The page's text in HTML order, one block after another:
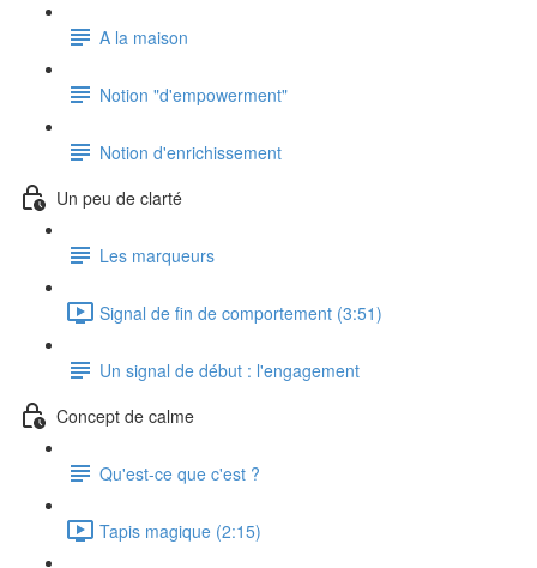
A la maison
Notion "d'empowerment"
Notion d'enrichissement
Un peu de clarté
Les marqueurs
Signal de fin de comportement (3:51)
Un signal de début : l'engagement
Concept de calme
Qu'est-ce que c'est ?
Tapis magique (2:15)